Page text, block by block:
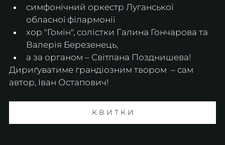
симфонічний оркестр Луганської
обласної філармонії
хор "Гомін", солістки Галина Гончарова та
Валерія Березенець,
а за органом – Світлана Позднишева!
Дириґуватиме грандіозним твором  – сам
автор, Іван Остапович!
К В И Т К И